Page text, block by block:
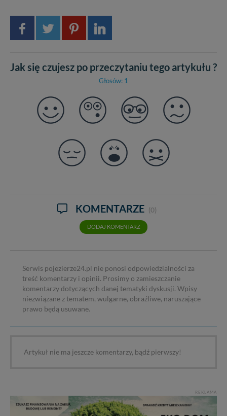
Jak się czujesz po przeczytaniu tego artykułu ?
Głosów: 1
KOMENTARZE (0)
DODAJ KOMENTARZ
Serwis pojezierze24.pl nie ponosi odpowiedzialności za
treść komentarzy i opinii. Prosimy o zamieszczanie
komentarzy dotyczących danej tematyki dyskusji. Wpisy
niezwiązane z tematem, wulgarne, obraźliwe, naruszające
prawo będą usuwane.
Artykuł nie ma jeszcze komentarzy, bądź pierwszy!
REKLAMA